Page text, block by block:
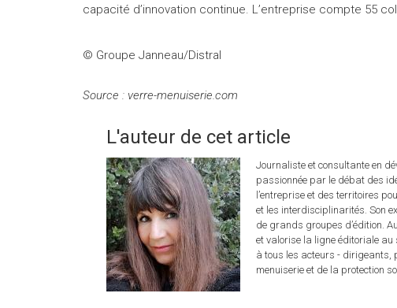
capacité d’innovation continue. L’entreprise compte 55
© Groupe Janneau/Distral
Source : verre-menuiserie.com
L'auteur de cet article
Journaliste et consultante en
passionnée par le débat des
l’entreprise et des territoires
et les interdisciplinarités. Son
de grands groupes d’édition.
et valorise la ligne éditoriale au
à tous les acteurs - dirigeants,
menuiserie et de la protection